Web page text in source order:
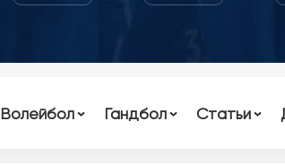
Волейбол Гандбол Статьи